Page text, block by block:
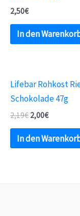
2,50€
In den
Lifebar Rohkost
Schokolade 47g
2,19€ 2,00€
In den